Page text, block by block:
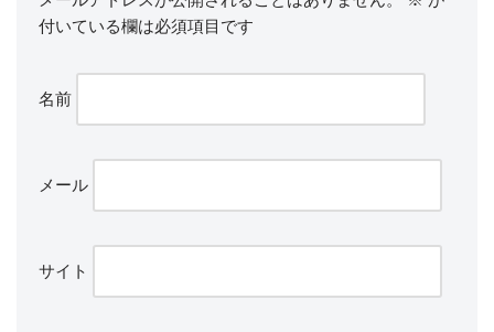
付いている欄は必須項目です
名前
メール
サイト